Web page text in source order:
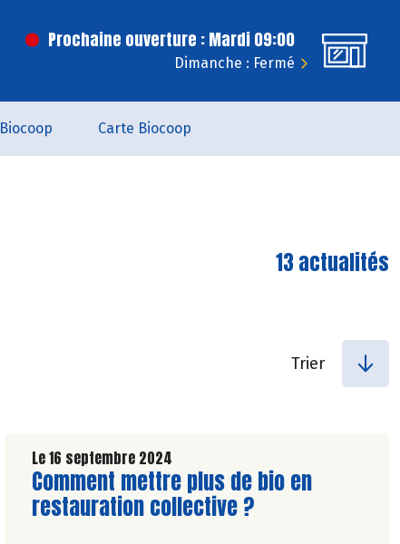
Prochaine ouverture : Mardi 09:00
Dimanche : Fermé
Biocoop Carte Biocoop
13 actualités
Trier
Le 16 septembre 2024
Lire la suite de l'article
Comment mettre plus de bio en
restauration collective ?